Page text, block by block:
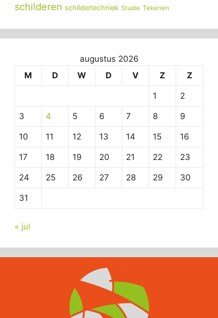
schilderen schildertechniek Studie Tekenen
augustus 2026
M
D W D V Z Z
1 2
3 4 5 6 7 8 9
10 11 12 13 14 15 16
17 18 19 20 21 22 23
24 25 26 27 28 29 30
31
« jul